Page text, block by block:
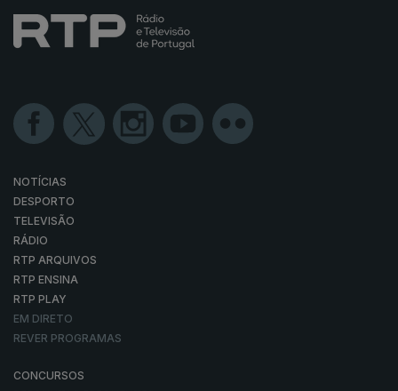
NOTÍCIAS
DESPORTO
TELEVISÃO
RÁDIO
RTP ARQUIVOS
RTP ENSINA
RTP PLAY
EM DIRETO
REVER PROGRAMAS
CONCURSOS